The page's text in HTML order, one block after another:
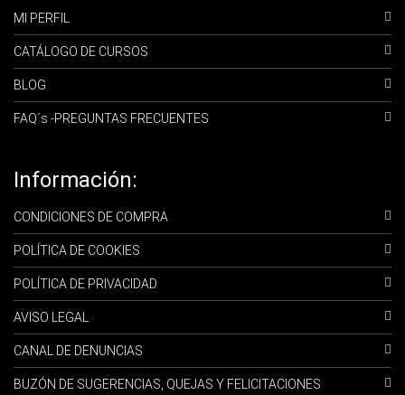
MI PERFIL
CATÁLOGO DE CURSOS
BLOG
FAQ´s -PREGUNTAS FRECUENTES
Información:
CONDICIONES DE COMPRA
POLÍTICA DE COOKIES
POLÍTICA DE PRIVACIDAD
AVISO LEGAL
CANAL DE DENUNCIAS
BUZÓN DE SUGERENCIAS, QUEJAS Y FELICITACIONES